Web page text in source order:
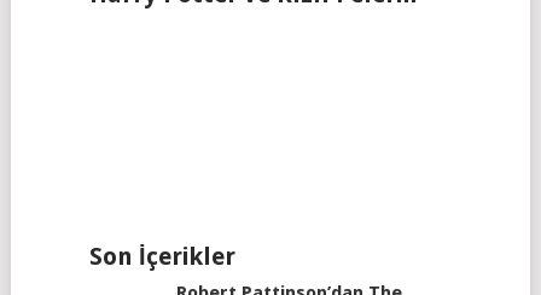
Son İçerikler